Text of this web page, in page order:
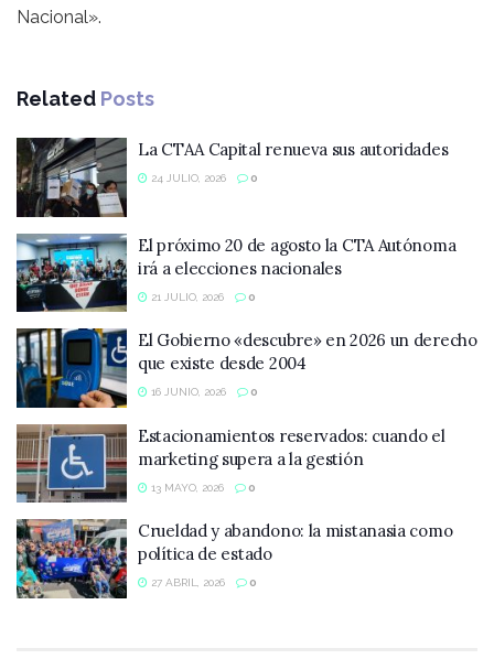
Nacional».
Related Posts
La CTAA Capital renueva sus autoridades
24 JULIO, 2026 0
El próximo 20 de agosto la CTA Autónoma
irá a elecciones nacionales
21 JULIO, 2026 0
El Gobierno «descubre» en 2026 un derecho
que existe desde 2004
16 JUNIO, 2026 0
Estacionamientos reservados: cuando el
marketing supera a la gestión
13 MAYO, 2026 0
Crueldad y abandono: la mistanasia como
política de estado
27 ABRIL, 2026 0